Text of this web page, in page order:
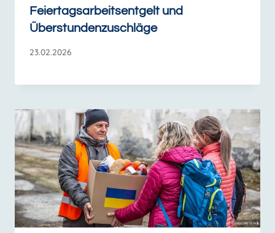
Feiertagsarbeitsentgelt und
Überstundenzuschläge
23.02.2026